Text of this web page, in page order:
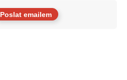
Poslat emailem